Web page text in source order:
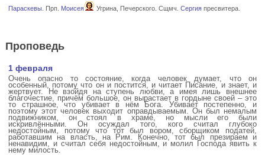
Параскевы. Прп. Моисея Угрина, Печерского. Сщмч. Сергияпресвитера.
Проповедь
1 февраля
Очень опасно то состояние, когда человек думает, что он
особенный, потому что он и постится, и читает Писание, и знает, и
жертвует. Не взойдя на ступень любви, а имея лишь внешнее
благочестие, причём большое, он вырастает в гордыне своей – это
то страшное, что убивает в нём Бога. Убивает постепенно, и
поэтому этот человек выходит оправдываемым. Он был немалым
подвижником, он стоял в храме, но мысли его были
искривлёнными. Он осуждал того, кого считал глубоко
недостойным, потому что тот был вором, сборщиком податей,
работавшим на власть, на Рим. Конечно, тот был презираем и
ненавидим, и считал себя недостойным, и молил Господа явить к
нему милость.